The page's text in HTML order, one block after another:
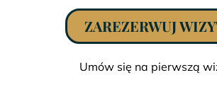
ZAREZERWUJ
Umów się na pierwszą